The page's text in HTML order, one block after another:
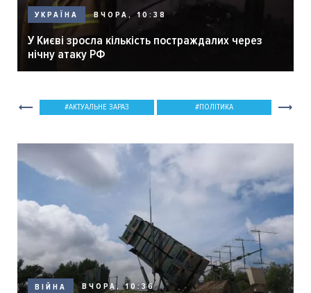
УКРАЇНА ВЧОРА, 10:38
У Києві зросла кількість постраждалих через
нічну атаку РФ
АКТУАЛЬНЕ ЗАРАЗ ПОЛІТИКА
ВІЙНА ВЧОРА, 10:36